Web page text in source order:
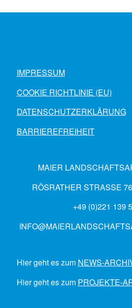
IMPRESSUM
COOKIE RICHTLINIE (EU)
DATENSCHUTZERKLÄRUNG
BARRIEREFREIHEIT
MAIER
RÖSRATHER STRASSE
+49 (0)221 139
Hier geht es zum NEWS-
Hier geht es zum PROJEKTE-